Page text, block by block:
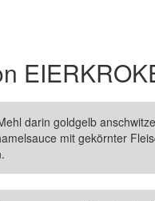
darin goldgelb
mit gekörnter